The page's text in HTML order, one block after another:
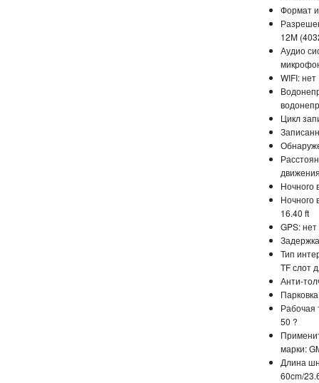
Формат
12M
Аудио
WIFI: нет
Цикл
Ночного
Ночного
16.40 ft
GPS: нет
Тип
TF слот
Анти-
Рабочая
50 ?
марки:
Длина
60cm/